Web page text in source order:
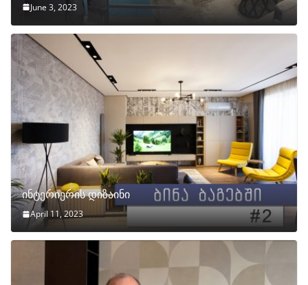
June 3, 2023
ინტერიერის დიზაინი
April 11, 2023